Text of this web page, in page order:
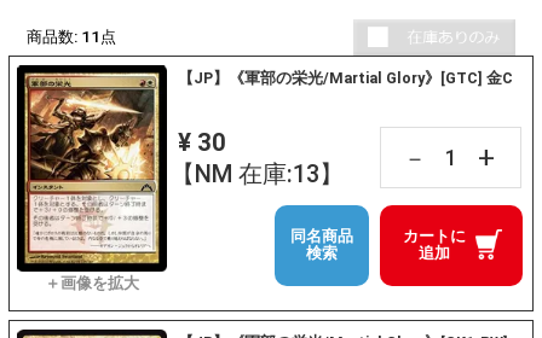
商品数: 11 点
【JP】《軍部の栄光/Martial Glory》[GTC] 金C
¥ 30
【NM 在庫:13】
－ +
カートに
追加
同名商品
検索